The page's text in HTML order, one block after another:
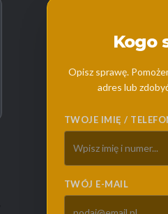
Kogo
Opisz sprawę.
adres lub
TWOJE IMIĘ /
TWÓJ E-MAIL